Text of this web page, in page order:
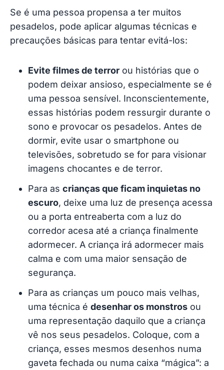
Se é uma pessoa propensa a ter muitos
pesadelos, pode aplicar algumas técnicas e
precauções básicas para tentar evitá-los:
Evite filmes de terror ou histórias que o
podem deixar ansioso, especialmente se é
uma pessoa sensível. Inconscientemente,
essas histórias podem ressurgir durante o
sono e provocar os pesadelos. Antes de
dormir, evite usar o smartphone ou
televisões, sobretudo se for para visionar
imagens chocantes e de terror.
Para as crianças que ficam inquietas no
escuro, deixe uma luz de presença acessa
ou a porta entreaberta com a luz do
corredor acesa até a criança finalmente
adormecer. A criança irá adormecer mais
calma e com uma maior sensação de
segurança.
Para as crianças um pouco mais velhas,
uma técnica é desenhar os monstros ou
uma representação daquilo que a criança
vê nos seus pesadelos. Coloque, com a
criança, esses mesmos desenhos numa
gaveta fechada ou numa caixa “mágica”: a